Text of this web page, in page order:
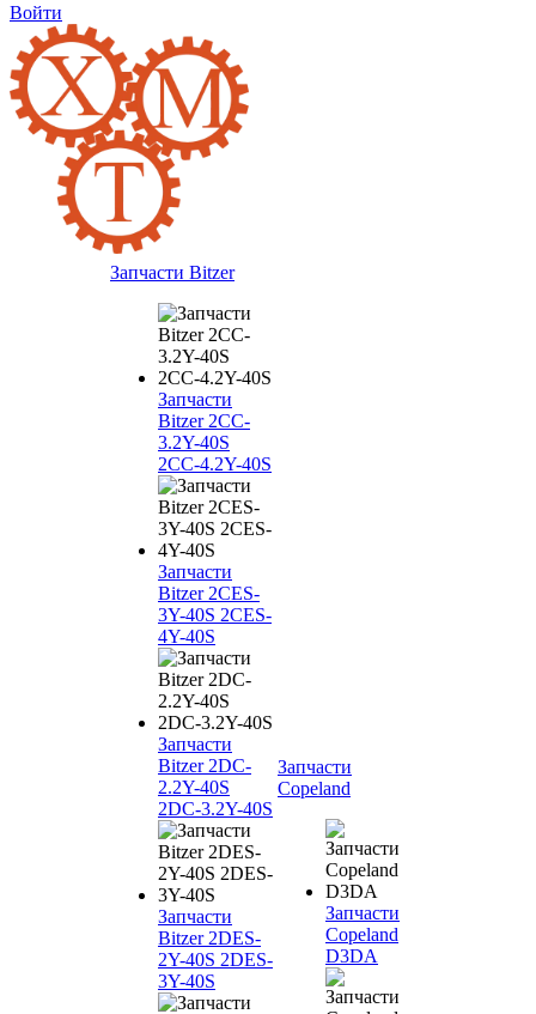
Войти
Запчасти Bitzer
Запчасти
Bitzer 2CC-
3.2Y-40S
2CC-4.2Y-40S
Запчасти
Bitzer 2CES-
3Y-40S 2CES-
4Y-40S
Запчасти
Bitzer 2DC-
2.2Y-40S
2DC-3.2Y-40S
Запчасти
Bitzer 2DES-
2Y-40S 2DES-
3Y-40S
Запчасти
Copeland
Запчасти
Copeland
D3DA